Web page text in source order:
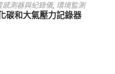
感測器與紀錄儀, 環境監測
碳和大氣壓力記錄器